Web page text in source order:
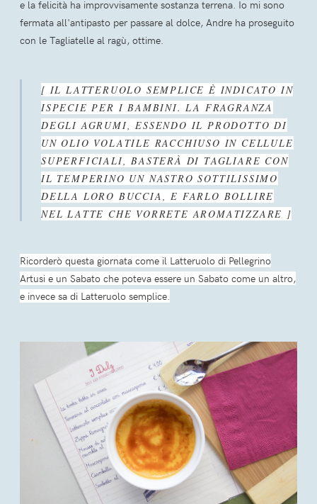
e la felicità ha improvvisamente sostanza terrena. Io mi sono
fermata all'antipasto per passare al dolce, Andre ha proseguito
con le Tagliatelle al ragù, ottime.
[ IL LATTERUOLO SEMPLICE È INDICATO IN
ISPECIE PER I BAMBINI. LA FRAGRANZA
DEGLI AGRUMI, ESSENDO IL PRODOTTO DI
UN OLIO VOLATILE RACCHIUSO IN CELLULE
SUPERFICIALI, BASTERÀ DI TAGLIARE CON
IL TEMPERINO UN NASTRO SOTTILISSIMO
DELLA LORO BUCCIA, E FARLO BOLLIRE
NEL LATTE CHE VORRETE AROMATIZZARE ]
Ricorderò questa giornata come il Latteruolo di Pellegrino
Artusi e un Sabato che poteva essere un Sabato come un altro,
e invece sa di Latteruolo semplice.